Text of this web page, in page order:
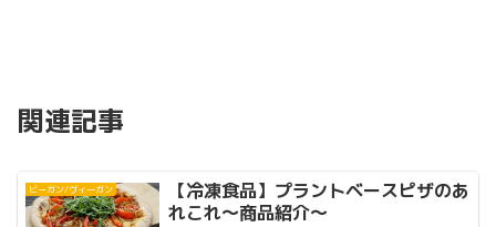
関連記事
ビーガン/ヴィーガン
【冷凍食品】プラントベースピザのあ
れこれ〜商品紹介〜